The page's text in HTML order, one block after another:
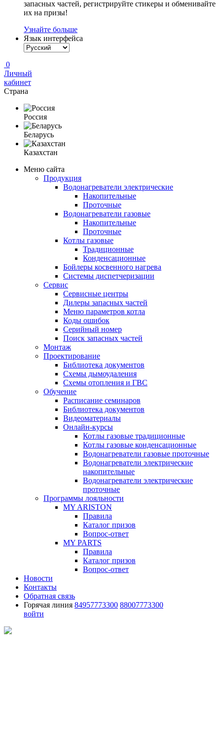
запасных частей, регистрируйте стикеры и обменивайте
их на призы!
Узнайте больше
Язык интерфейса
0
Личный
кабинет
Страна
Россия
Беларусь
Казахстан
Меню сайта
Продукция
Водонагреватели электрические
Накопительные
Проточные
Водонагреватели газовые
Накопительные
Проточные
Котлы газовые
Традиционные
Конденсационные
Бойлеры косвенного нагрева
Системы диспетчеризации
Сервис
Сервисные центры
Дилеры запасных частей
Меню параметров котла
Коды ошибок
Серийный номер
Поиск запасных частей
Монтаж
Проектирование
Библиотека документов
Схемы дымоудаления
Схемы отопления и ГВС
Обучение
Расписание семинаров
Библиотека документов
Видеоматериалы
Онлайн-курсы
Котлы газовые традиционные
Котлы газовые конденсационные
Водонагреватели газовые проточные
Водонагреватели электрические
накопительные
Водонагреватели электрические
проточные
Программы лояльности
MY ARISTON
Правила
Каталог призов
Вопрос-ответ
MY PARTS
Правила
Каталог призов
Вопрос-ответ
Новости
Контакты
Обратная связь
Горячая линия 84957773300 88007773300
войти